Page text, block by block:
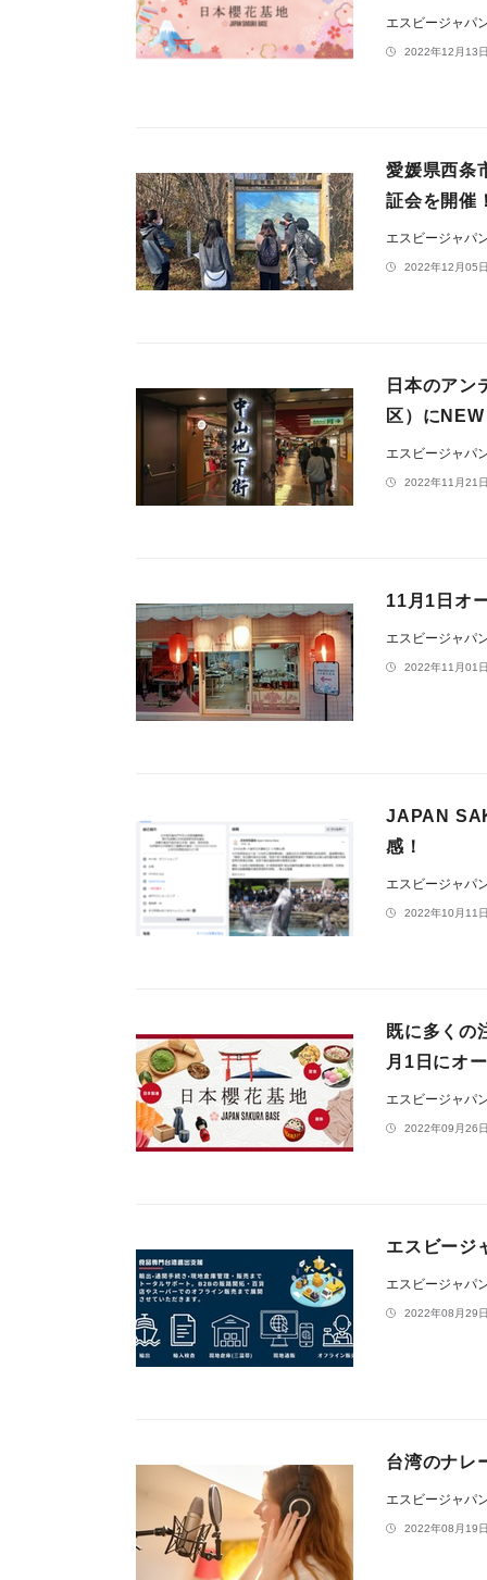
エスビージャパ
2022年12月13
愛媛県西条
証会を開催
エスビージャパ
2022年12月05
日本のア
区）に
エスビージャパ
2022年11月21
11月1日オ
エスビージャパ
2022年11月01
JAPAN
感！
エスビージャパ
2022年10月11
既に多く
月1日にオ
エスビージャパ
2022年09月26
エスビージ
エスビージャパ
2022年08月29
台湾のナレ
エスビージャパ
2022年08月19